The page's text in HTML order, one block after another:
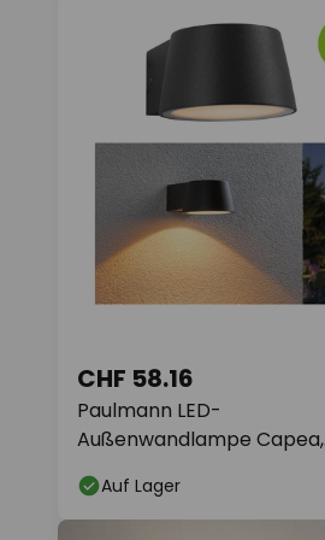
Paulmann LED-
Außenwandlampe Capea,
CHF 58.16
Auf Lager